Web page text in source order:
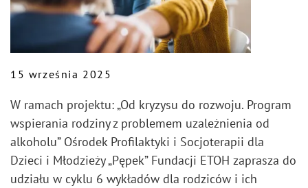
15 września 2025
W ramach projektu: „Od kryzysu do rozwoju. Program
wspierania rodziny z problemem uzależnienia od
alkoholu” Ośrodek Profilaktyki i Socjoterapii dla
Dzieci i Młodzieży „Pępek” Fundacji ETOH zaprasza do
udziału w cyklu 6 wykładów dla rodziców i ich